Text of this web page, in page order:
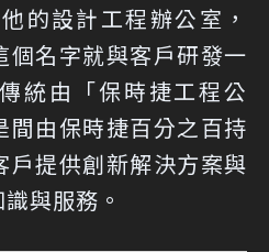
的設計工程辦公室，
個名字就與客戶研發一
統由「保時捷工程公
間由保時捷百分之百持
戶提供創新解決方案與
與服務。